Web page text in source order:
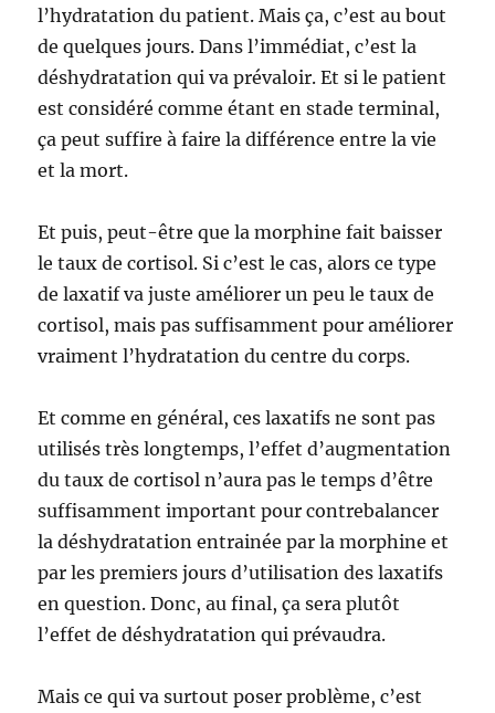
l’hydratation du patient. Mais ça, c’est au bout
de quelques jours. Dans l’immédiat, c’est la
déshydratation qui va prévaloir. Et si le patient
est considéré comme étant en stade terminal,
ça peut suffire à faire la différence entre la vie
et la mort.
Et puis, peut-être que la morphine fait baisser
le taux de cortisol. Si c’est le cas, alors ce type
de laxatif va juste améliorer un peu le taux de
cortisol, mais pas suffisamment pour améliorer
vraiment l’hydratation du centre du corps.
Et comme en général, ces laxatifs ne sont pas
utilisés très longtemps, l’effet d’augmentation
du taux de cortisol n’aura pas le temps d’être
suffisamment important pour contrebalancer
la déshydratation entrainée par la morphine et
par les premiers jours d’utilisation des laxatifs
en question. Donc, au final, ça sera plutôt
l’effet de déshydratation qui prévaudra.
Mais ce qui va surtout poser problème, c’est